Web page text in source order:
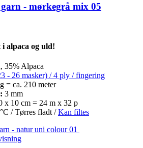
- mørkegrå mix 05
alpaca og uld!
35% Alpaca
- 26 masker) / 4 ply / fingering
= ca. 210 meter
3 mm
x 10 cm = 24 m x 32 p
/ Tørres fladt /Kan filtes